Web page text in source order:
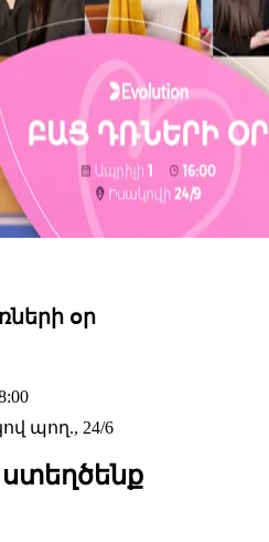
օր
պող., 24/6